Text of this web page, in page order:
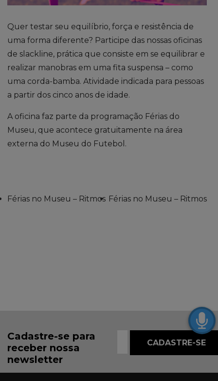
Quer testar seu equilíbrio, força e resistência de
uma forma diferente? Participe das nossas oficinas
de slackline, prática que consiste em se equilibrar e
realizar manobras em uma fita suspensa – como
uma corda-bamba. Atividade indicada para pessoas
a partir dos cinco anos de idade.
A oficina faz parte da programação Férias do
Museu, que acontece gratuitamente na área
externa do Museu do Futebol.
Férias no Museu – Ritmos Férias no Museu – Ritmos
Cadastre-se para
receber nossa
newsletter